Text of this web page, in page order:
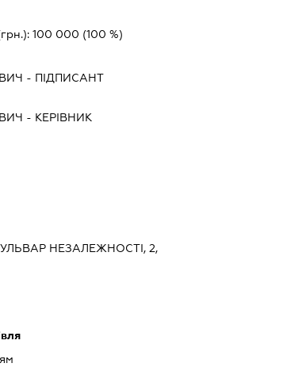
100 000 (100 %)
- ПІДПИСАНТ
- КЕРІВНИК
НЕЗАЛЕЖНОСТІ, 2,